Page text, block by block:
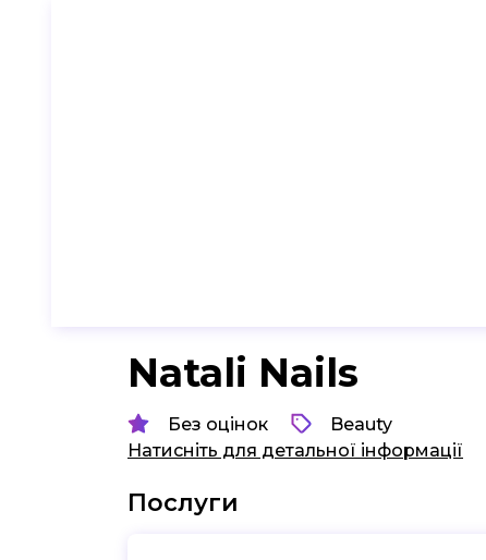
Natali Nails
Без оцінок
Beauty
Натисніть для детальної інформації
Послуги